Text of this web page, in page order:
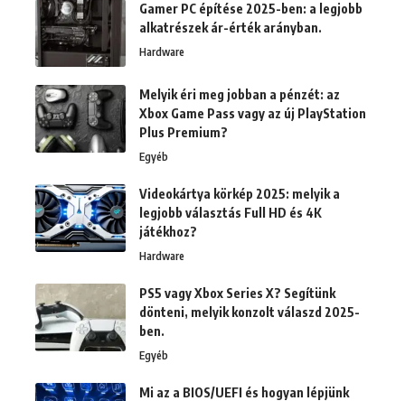
Gamer PC építése 2025-ben: a legjobb
alkatrészek ár-érték arányban.
Hardware
Melyik éri meg jobban a pénzét: az
Xbox Game Pass vagy az új PlayStation
Plus Premium?
Egyéb
Videokártya körkép 2025: melyik a
legjobb választás Full HD és 4K
játékhoz?
Hardware
PS5 vagy Xbox Series X? Segítünk
dönteni, melyik konzolt válaszd 2025-
ben.
Egyéb
Mi az a BIOS/UEFI és hogyan lépjünk